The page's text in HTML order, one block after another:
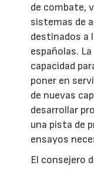
de combate,
sistemas de
destinados a
españolas.
capacidad
poner en
de nuevas
desarrollar
una pista de
ensayos
El consejero